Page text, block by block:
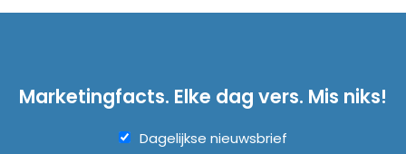
Marketingfacts. Elke dag vers. Mis niks!
Dagelijkse nieuwsbrief